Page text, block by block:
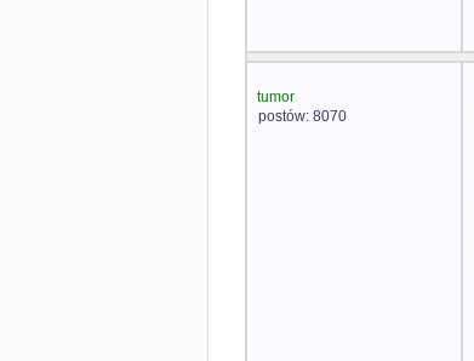
tumor
postów: 8070